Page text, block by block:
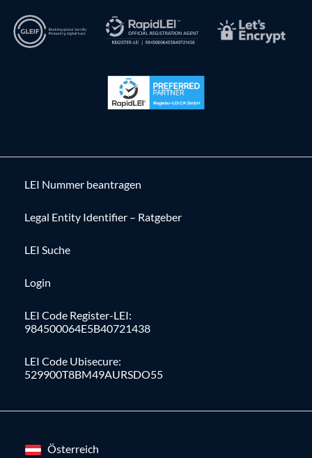
LEI Nummer beantragen
Legal Entity Identifier – Ratgeber
LEI Suche
Login
LEI Code Register-LEI:
984500064E5B40721438
LEI Code Ubisecure:
529900T8BM49AURSDO55
Österreich